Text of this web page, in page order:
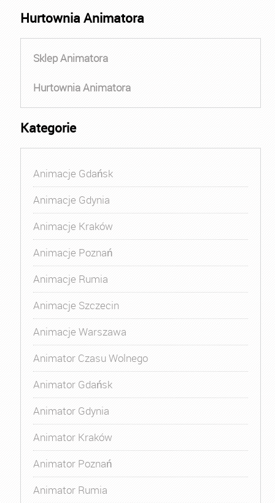
Hurtownia Animatora
Sklep Animatora
Hurtownia Animatora
Kategorie
Animacje Gdańsk
Animacje Gdynia
Animacje Kraków
Animacje Poznań
Animacje Rumia
Animacje Szczecin
Animacje Warszawa
Animator Czasu Wolnego
Animator Gdańsk
Animator Gdynia
Animator Kraków
Animator Poznań
Animator Rumia